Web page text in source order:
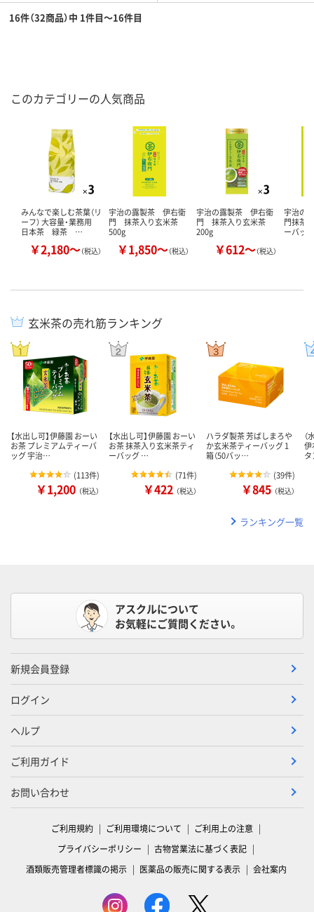
16件（32商品）中 1件目～16件目
このカテゴリーの人気商品
みんなで楽しむ茶葉（リ
ーフ） 大容量・業務用
日本茶 緑茶 …
￥2,180～（税込）
宇治の露製茶 伊右衛
門 抹茶入り玄米茶
500g
￥1,850～（税込）
宇治の露製茶 伊右衛
門 抹茶入り玄米茶
200g
￥612～（税込）
宇治の
門抹茶
ーバッグ
玄米茶の売れ筋ランキング
【水出し可】伊藤園 おーい
お茶 プレミアムティーバ
ッグ 宇治…
(113件)
￥1,200 （税込）
【水出し可】伊藤園 おーい
お茶 抹茶入り玄米茶ティ
ーバッグ …
(71件)
￥422 （税込）
ハラダ製茶 芳ばしまろや
か玄米茶ティーバッグ 1
箱（50バッ…
(39件)
￥845 （税込）
伊
ランキング一覧
アスクルについて
お気軽にご質問ください。
新規会員登録
ログイン
ヘルプ
ご利用ガイド
お問い合わせ
ご利用規約 ご利用環境について
ご利用上の注意
プライバシーポリシー
古物営業法に基づく表記
酒類販売管理者標識の掲示
医薬品の販売に関する表示 会社案内